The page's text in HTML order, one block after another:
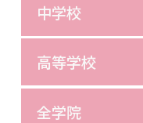
中学校
高等学校
全学院